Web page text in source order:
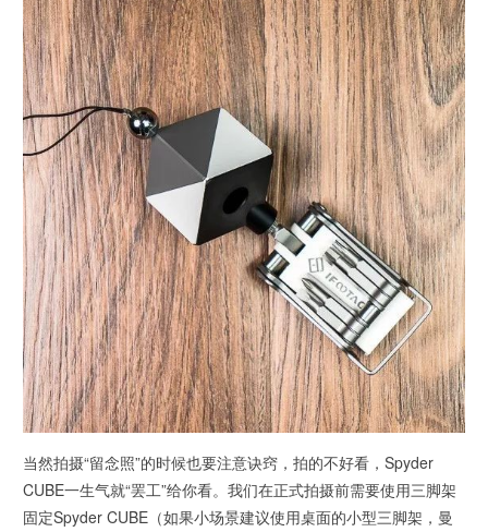
当然拍摄“留念照”的时候也要注意诀窍，拍的不好看，Spyder
CUBE一生气就“罢工”给你看。我们在正式拍摄前需要使用三脚架
固定Spyder CUBE（如果小场景建议使用桌面的小型三脚架，曼